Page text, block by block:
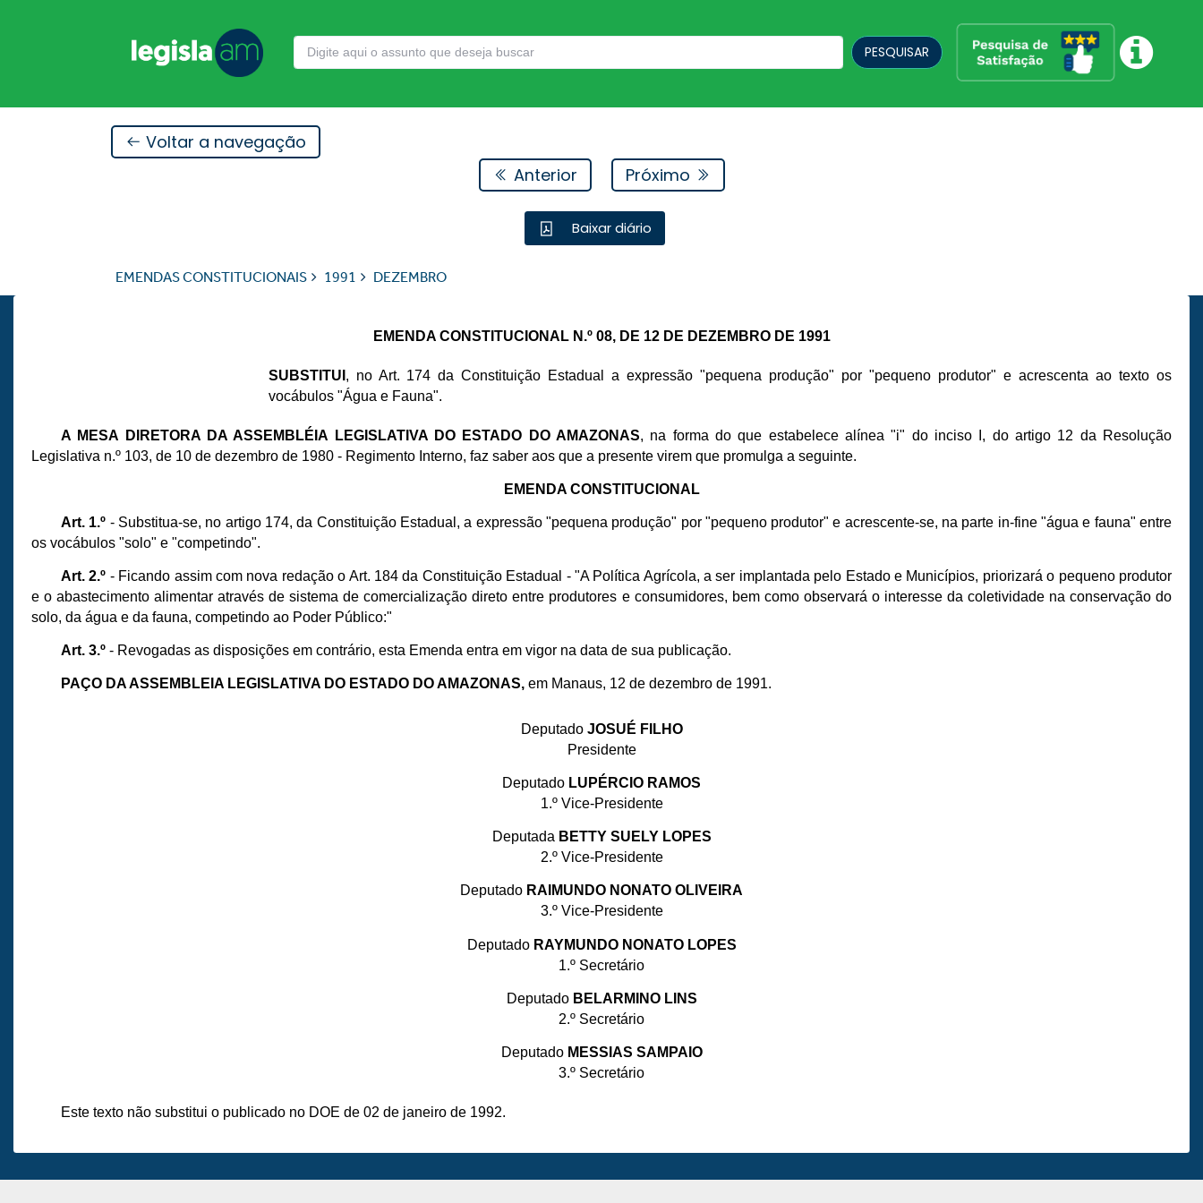
PESQUISAR
Voltar a navegação
Anterior
Próximo
Baixar diário
EMENDAS CONSTITUCIONAIS 1991 DEZEMBRO
EMENDA CONSTITUCIONAL N.º 08, DE 12 DE DEZEMBRO DE 1991
SUBSTITUI , no Art. 174 da Constituição Estadual a expressão "pequena produção" por "pequeno produtor" e acrescenta ao texto os
vocábulos "Água e Fauna".
A MESA DIRETORA DA ASSEMBLÉIA LEGISLATIVA DO ESTADO DO AMAZONAS, na forma do que estabelece alínea "i" do inciso I, do artigo 12 da Resolução
Legislativa n.º 103, de 10 de dezembro de 1980 - Regimento Interno, faz saber aos que a presente virem que promulga a seguinte.
EMENDA CONSTITUCIONAL
Art. 1.º - Substitua-se, no artigo 174, da Constituição Estadual, a expressão "pequena produção" por "pequeno produtor" e acrescente-se, na parte in-fine "água e fauna" entre
os vocábulos "solo" e "competindo".
Art. 2.º - Ficando assim com nova redação o Art. 184 da Constituição Estadual - "A Política Agrícola, a ser implantada pelo Estado e Municípios, priorizará o pequeno produtor
e o abastecimento alimentar através de sistema de comercialização direto entre produtores e consumidores, bem como observará o interesse da coletividade na conservação do
solo, da água e da fauna, competindo ao Poder Público:"
Art. 3.º - Revogadas as disposições em contrário, esta Emenda entra em vigor na data de sua publicação.
PAÇO DA ASSEMBLEIA LEGISLATIVA DO ESTADO DO AMAZONAS, em Manaus, 12 de dezembro de 1991.
Deputado JOSUÉ FILHO
Presidente
Deputado LUPÉRCIO RAMOS
1.º Vice-Presidente
Deputada BETTY SUELY LOPES
2.º Vice-Presidente
Deputado RAIMUNDO NONATO OLIVEIRA
3.º Vice-Presidente
Deputado RAYMUNDO NONATO LOPES
1.º Secretário
Deputado BELARMINO LINS
2.º Secretário
Deputado MESSIAS SAMPAIO
3.º Secretário
Este texto não substitui o publicado no DOE de 02 de janeiro de 1992.